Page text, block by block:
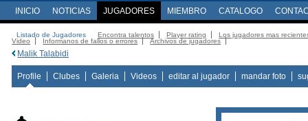
INICIO NOTICIAS JUGADORES MIEMBRO CATALOGO
Listado de Jugadores Encontra talentos Player rating
Los jugadores mas
Video
Informanos de fallos o errores Archivos de jugadores
Malik Talabidi
Profile Clubes Galeria Videos editar al jugador mandar foto